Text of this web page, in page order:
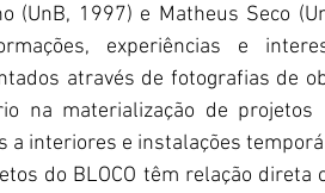
(UnB, 1997) e Matheus Seco
experiências e
através de fotografias de
na materialização de
a interiores e instalações
do BLOCO têm relação